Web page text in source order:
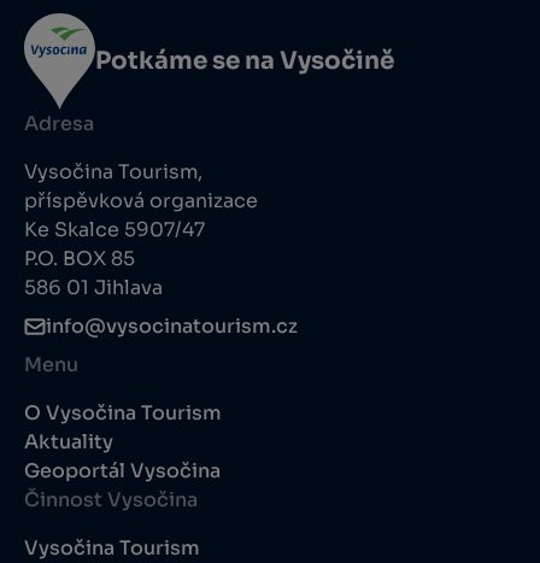
Potkáme se na Vysočině
Adresa
Vysočina Tourism,
příspěvková organizace
Ke Skalce 5907/47
P.O. BOX 85
586 01 Jihlava
info@vysocinatourism.cz
Menu
O Vysočina Tourism
Aktuality
Geoportál Vysočina
Činnost Vysočina
Vysočina Tourism